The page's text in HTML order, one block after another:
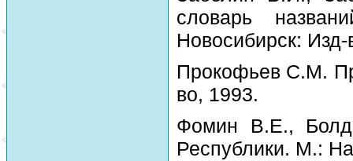
словарь
Новосибирск:
Прокофьев С.М.
во, 1993.
Фомин В.Е., Болд
Республики. М.: